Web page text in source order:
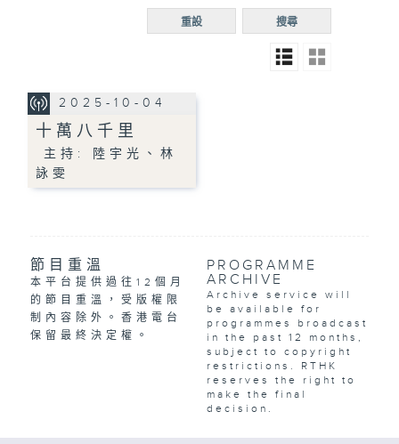
R5
普通
搜尋
重設
2025-10-04
十萬八千里
主持: 陸宇光、林
詠雯
節目重溫
本平台提供過往12個月
的節目重溫，受版權限
制內容除外。香港電台
保留最終決定權。
PROGRAMME
ARCHIVE
Archive service will
be available for
programmes broadcast
in the past 12 months,
subject to copyright
restrictions. RTHK
reserves the right to
make the final
decision.